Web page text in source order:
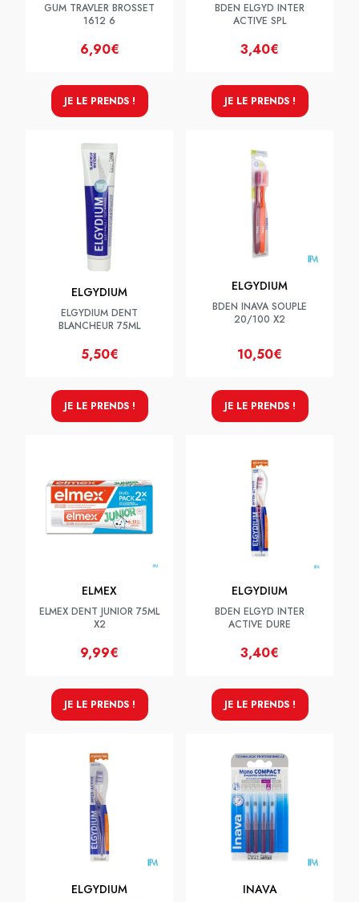
GUM TRAVLER BROSSET
1612 6
6,90€
JE LE PRENDS !
BDEN ELGYD INTER
ACTIVE SPL
3,40€
JE LE PRENDS !
ELGYDIUM
ELGYDIUM DENT
BLANCHEUR 75ML
5,50€
JE LE PRENDS !
ELGYDIUM
BDEN INAVA SOUPLE
20/100 X2
10,50€
JE LE PRENDS !
ELMEX
ELMEX DENT JUNIOR 75ML
X2
9,99€
JE LE PRENDS !
ELGYDIUM
BDEN ELGYD INTER
ACTIVE DURE
3,40€
JE LE PRENDS !
ELGYDIUM INAVA